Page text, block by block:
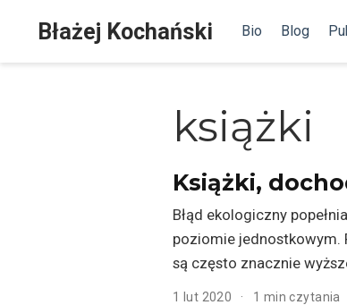
Błażej Kochański Bio Blog
książki
Książki,
Błąd ekologiczny
poziomie jednostkowym.
są często znacznie
1 lut 2020 1 min czytania